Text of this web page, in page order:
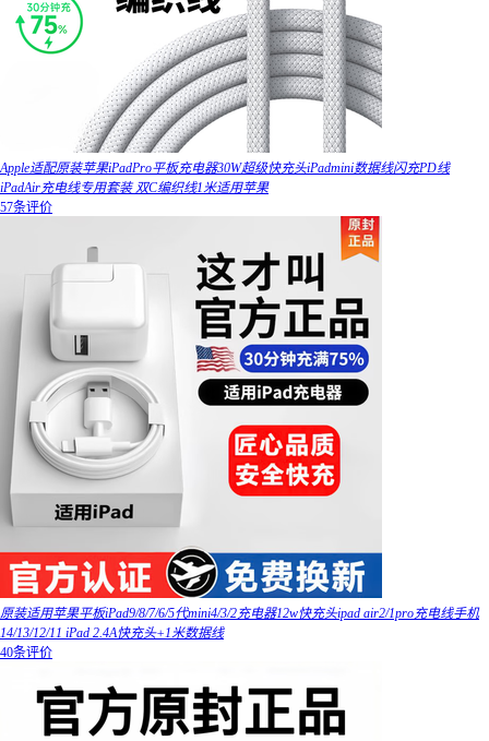
Apple适配原装苹果iPadPro平板充电器30W超级快充头iPadmini数据线闪充PD线
iPadAir充电线专用套装 双C编织线1米适用苹果
57条评价
原装适用苹果平板iPad9/8/7/6/5代mini4/3/2充电器12w快充头ipad air2/1pro充电线手机
14/13/12/11 iPad 2.4A快充头+1米数据线
40条评价